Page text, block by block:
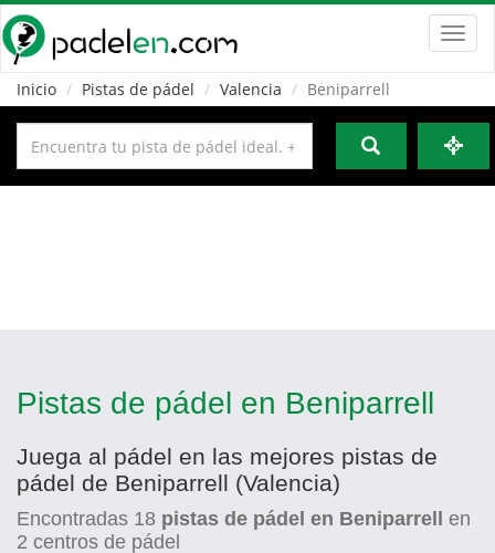
Inicio
Pistas de pádel Valencia Beniparrell
Pistas de pádel en Beniparrell
Juega al pádel en las mejores pistas de
pádel de Beniparrell (Valencia)
Encontradas 18 pistas de pádel en Beniparrell
en
2 centros de pádel